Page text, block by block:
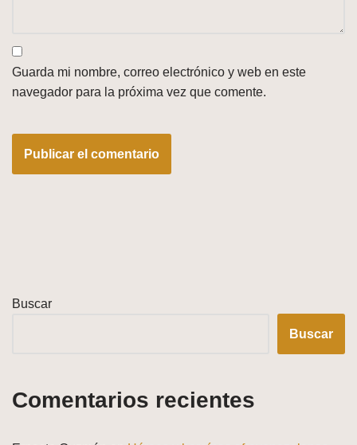
Guarda mi nombre, correo electrónico y web en este
navegador para la próxima vez que comente.
Buscar
Buscar
Comentarios recientes